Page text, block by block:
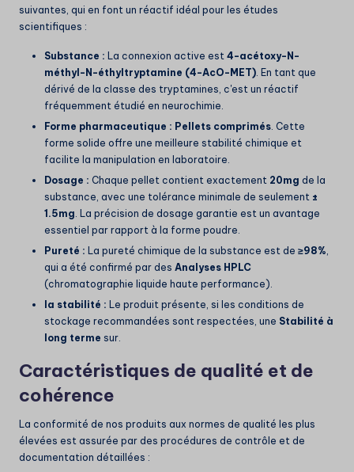
suivantes, qui en font un réactif idéal pour les études
scientifiques :
Substance : La connexion active est 4-acétoxy-N-
méthyl-N-éthyltryptamine (4-AcO-MET) . En tant que
dérivé de la classe des tryptamines, c'est un réactif
fréquemment étudié en neurochimie.
Forme pharmaceutique : Pellets comprimés. Cette
forme solide offre une meilleure stabilité chimique et
facilite la manipulation en laboratoire.
Dosage : Chaque pellet contient exactement 20mg de la
substance, avec une tolérance minimale de seulement ±
1.5mg. La précision de dosage garantie est un avantage
essentiel par rapport à la forme poudre.
Pureté : La pureté chimique de la substance est de ≥98%,
qui a été confirmé par des Analyses HPLC
(chromatographie liquide haute performance).
la stabilité : Le produit présente, si les conditions de
stockage recommandées sont respectées, une Stabilité à
long terme sur.
Caractéristiques de qualité et de
cohérence
La conformité de nos produits aux normes de qualité les plus
élevées est assurée par des procédures de contrôle et de
documentation détaillées :